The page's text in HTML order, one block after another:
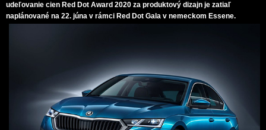
udeľovanie cien Red Dot Award 2020 za produktový dizajn je zatiaľ
naplánované na 22. júna v rámci Red Dot Gala v nemeckom Essene.